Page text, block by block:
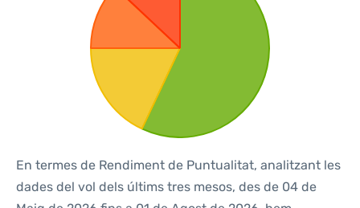
En termes de Rendiment de Puntualitat, analitzant les
dades del vol dels últims tres mesos, des de 04 de